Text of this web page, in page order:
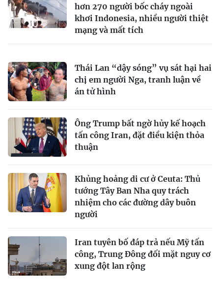
hơn 270 người bốc cháy ngoài
khơi Indonesia, nhiều người thiệt
mạng và mất tích
Thái Lan “dậy sóng” vụ sát hại hai
chị em người Nga, tranh luận về
án tử hình
Ông Trump bất ngờ hủy kế hoạch
tấn công Iran, đặt điều kiện thỏa
thuận
Khủng hoảng di cư ở Ceuta: Thủ
tướng Tây Ban Nha quy trách
nhiệm cho các đường dây buôn
người
Iran tuyên bố đáp trả nếu Mỹ tấn
công, Trung Đông đối mặt nguy cơ
xung đột lan rộng